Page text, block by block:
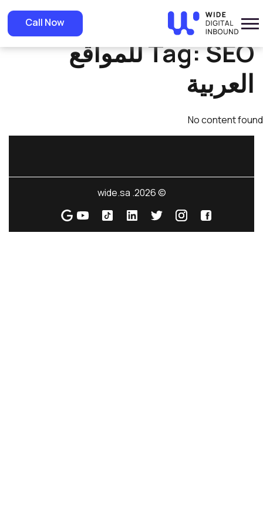
Call Now Home SEO للمواقع العربية
Tag:SEO للمواقع
العربية
No content found
© 2026. wide.sa